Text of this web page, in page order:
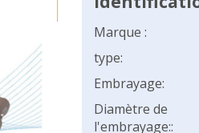
Marque :
type:
Embrayage:
Diamètre de
l'embrayage::